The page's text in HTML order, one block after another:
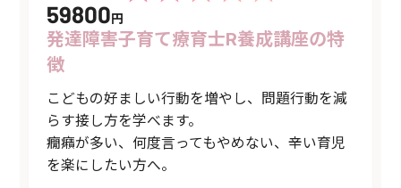
59800円
発達障害子育て療育士R養成講座の特
徴
こどもの好ましい行動を増やし、問題行動を減
らす接し方を学べます。
癇癪が多い、何度言ってもやめない、辛い育児
を楽にしたい方へ。